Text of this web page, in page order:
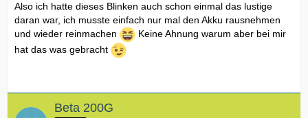
Also ich hatte dieses Blinken auch schon einmal das lustige
daran war, ich musste einfach nur mal den Akku rausnehmen
und wieder reinmachen
Keine Ahnung warum aber bei mir
hat das was gebracht
Beta 200G